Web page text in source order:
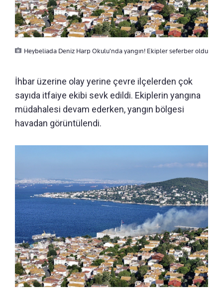
Heybeliada Deniz Harp Okulu'nda yangın! Ekipler seferber oldu
İhbar üzerine olay yerine çevre ilçelerden çok
sayıda itfaiye ekibi sevk edildi. Ekiplerin yangına
müdahalesi devam ederken, yangın bölgesi
havadan görüntülendi.